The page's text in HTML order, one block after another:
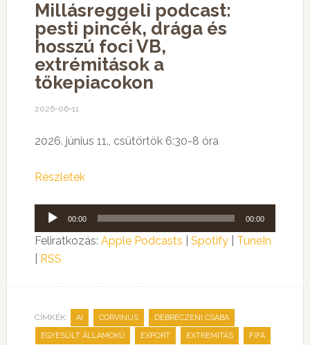
Millásreggeli podcast:
pesti pincék, drága és
hosszú foci VB,
extrémitások a
tőkepiacokon
2026-06-11
2026. június 11., csütörtök 6:30-8 óra
Részletek
Audió
lejátszó
00:00 00:00
Feliratkozás: Apple Podcasts Spotify| TuneIn
RSS
CÍMKÉK: AI , CORVINUS , DEBRECZENI CSABA ,
EGYESÜLT ÁLLAMOKŰ , EXPORT , EXTREMITÁS , FIFA ,